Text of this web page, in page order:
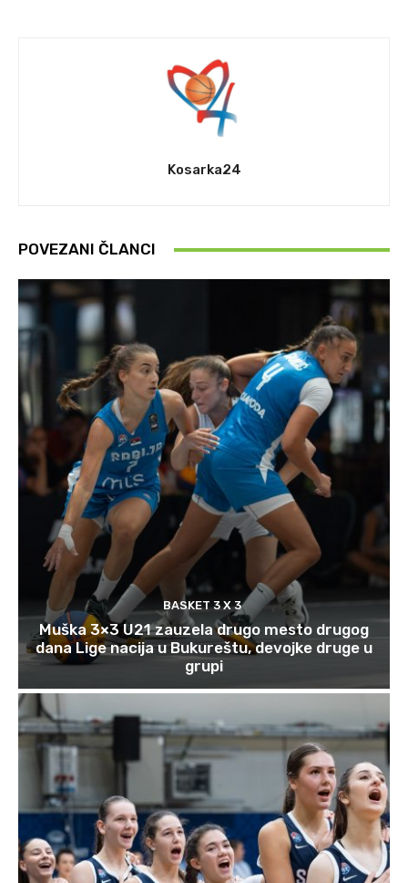
Kosarka24
POVEZANI ČLANCI
BASKET 3 X 3
Muška 3×3 U21 zauzela drugo mesto drugog
dana Lige nacija u Bukureštu, devojke druge u
grupi